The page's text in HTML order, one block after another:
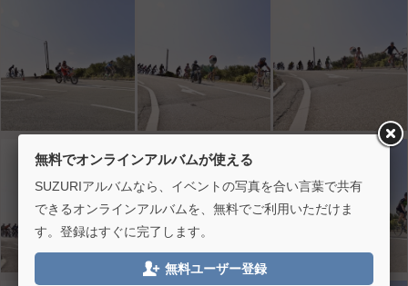
無料でオンラインアルバムが使える
SUZURIアルバムなら、イベントの写真を合い言葉で共有
できるオンラインアルバムを、無料でご利用いただけま
す。登録はすぐに完了します。
 無料ユーザー登録